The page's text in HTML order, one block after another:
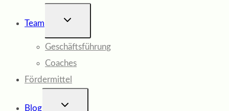
Team
UNTERMENÜ
Geschäftsführung
Coaches
Fördermittel
Blog
UNTERMENÜ